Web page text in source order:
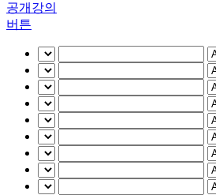
공개강의
버튼